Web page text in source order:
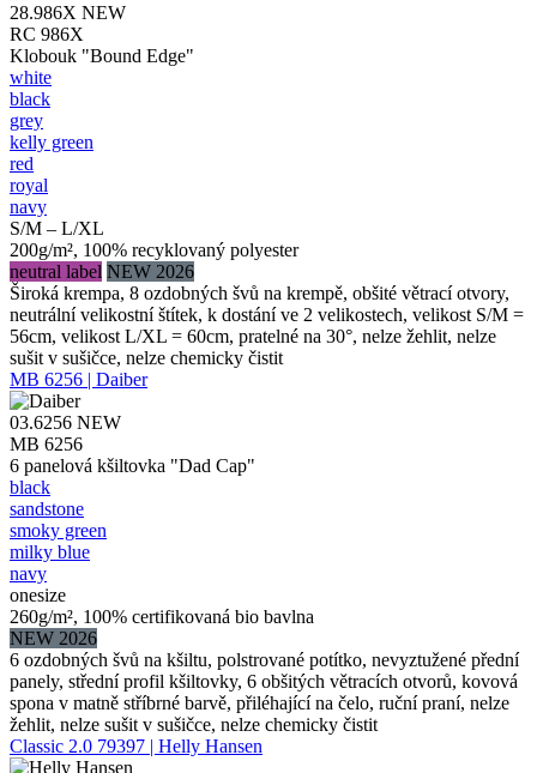
28.986X NEW
RC 986X
Klobouk "Bound Edge"
white
black
grey
kelly green
red
royal
navy
S/M – L/XL
200g/m², 100% recyklovaný polyester
neutral label NEW 2026
Široká krempa, 8 ozdobných švů na krempě, obšité větrací otvory,
neutrální velikostní štítek, k dostání ve 2 velikostech, velikost S/M =
56cm, velikost L/XL = 60cm, pratelné na 30°, nelze žehlit, nelze
sušit v sušičce, nelze chemicky čistit
MB 6256 | Daiber
03.6256 NEW
MB 6256
6 panelová kšiltovka "Dad Cap"
black
sandstone
smoky green
milky blue
navy
onesize
260g/m², 100% certifikovaná bio bavlna
NEW 2026
6 ozdobných švů na kšiltu, polstrované potítko, nevyztužené přední
panely, střední profil kšiltovky, 6 obšitých větracích otvorů, kovová
spona v matně stříbrné barvě, přiléhající na čelo, ruční praní, nelze
žehlit, nelze sušit v sušičce, nelze chemicky čistit
Classic 2.0 79397 | Helly Hansen